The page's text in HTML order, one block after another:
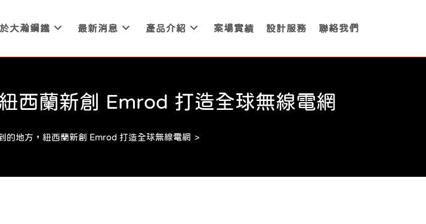
大瀚鋼鐵 最新消息 產品介紹 案場實績 設計服務 聯絡我們
西蘭新創 Emrod 打造全球無線電網
的地方，紐西蘭新創 Emrod 打造全球無線電網 >